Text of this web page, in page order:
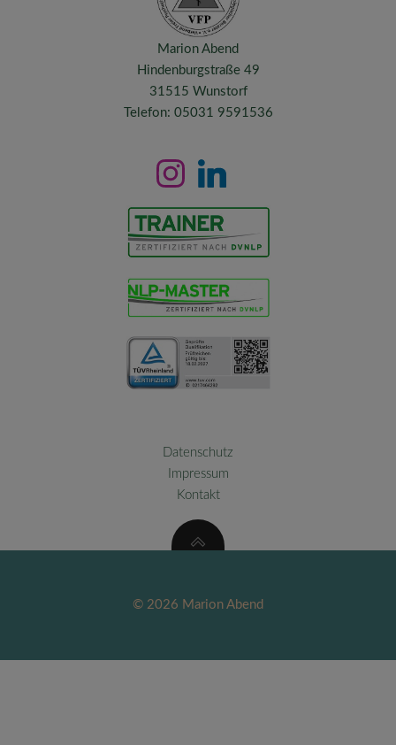
Marion Abend
Hindenburgstraße 49
31515 Wunstorf
Telefon: 05031 9591536
Datenschutz
Impressum
Kontakt
© 2026 Marion Abend